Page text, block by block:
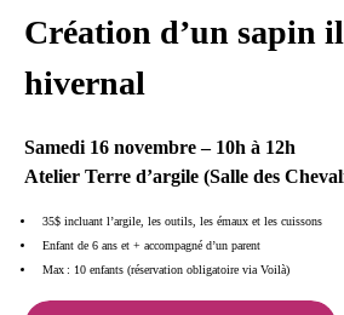
Création d’un sapin
hivernal
Samedi 16 novembre – 10h à 12h
Atelier Terre d’argile (Salle des
35$ incluant l’argile, les outils, les émaux et les cuissons
Enfant de 6 ans et + accompagné d’un parent
Max : 10 enfants (réservation obligatoire via Voilà)